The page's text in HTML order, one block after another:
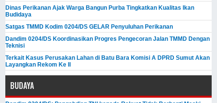
Dinas Perikanan Ajak Warga Bangun Purba Tingkatkan Kualitas Ikan
Budidaya
Satgas TMMD Kodim 0204/DS GELAR Penyuluhan Perikanan
Dandim 0204/DS Koordinasikan Progres Pengecoran Jalan TMMD Dengan
Teknisi
Terkait Kasus Perusakan Lahan di Batu Bara Komisi A DPRD Sumut Akan
Layangkan Rekom Ke II
BUDAYA